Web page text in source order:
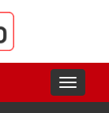
Toggle